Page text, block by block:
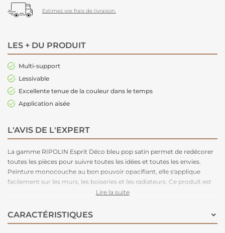
Estimez vos frais de livraison.
LES + DU PRODUIT
Multi-support
Lessivable
Excellente tenue de la couleur dans le temps
Application aisée
L'AVIS DE L'EXPERT
La gamme RIPOLIN Esprit Déco bleu pop satin permet de redécorer
toutes les pièces pour suivre toutes les idées et toutes les envies.
Peinture monocouche au bon pouvoir opacifiant, elle s'applique
facilement sur les murs, les boiseries et les radiateurs. Ce produit est
disponible en plusieurs teintes et en blanc.
Lire la suite
CARACTÉRISTIQUES